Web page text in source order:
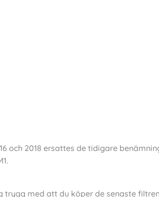
och 2018 ersattes de tidigare
trygg med att du köper de senaste